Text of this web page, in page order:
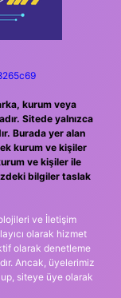
kurum veya
Sitede yalnızca
Burada yer alan
kurum ve kişiler
ve kişiler ile
bilgiler taslak
ve İletişim
olarak hizmet
olarak denetleme
Ancak, üyelerimiz
siteye üye olarak